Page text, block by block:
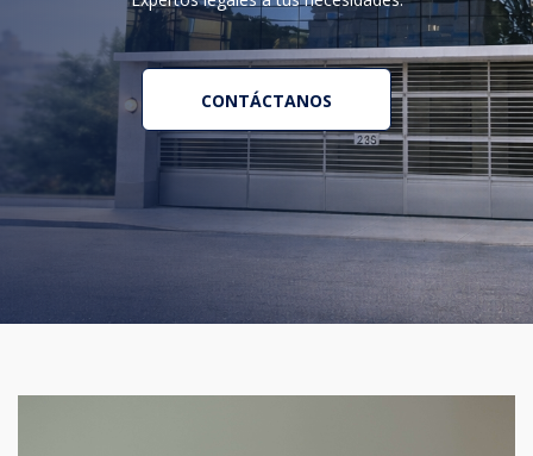
CONTÁCTANOS